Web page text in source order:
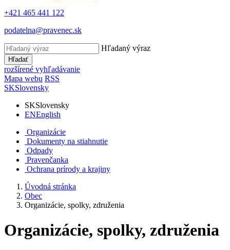
+421 465 441 122
podatelna@pravenec.sk
Hľadaný výraz
Hľadať
rozšírené vyhľadávanie
Mapa webu RSS
SKSlovensky
SKSlovensky
ENEnglish
Organizácie
Dokumenty na stiahnutie
Odpady
Pravenčanka
Ochrana prírody a krajiny
Úvodná stránka
Obec
Organizácie, spolky, združenia
Organizácie, spolky, združenia